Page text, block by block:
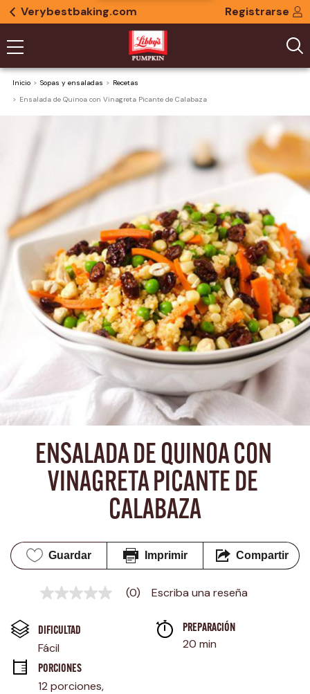
Verybestbaking.com Registrarse
Inicio Sopas y ensaladas
Recetas
Ensalada de Quinoa con Vinagreta Picante de Calabaza
ENSALADA DE QUINOA CON
VINAGRETA PICANTE DE
CALABAZA
Guardar Imprimir Compartir
Sin
en
la
misma
página.
(0) Escriba una reseña
DIFICULTAD
Fácil
PREPARACIÓN
20 min
PORCIONES
12 porciones,